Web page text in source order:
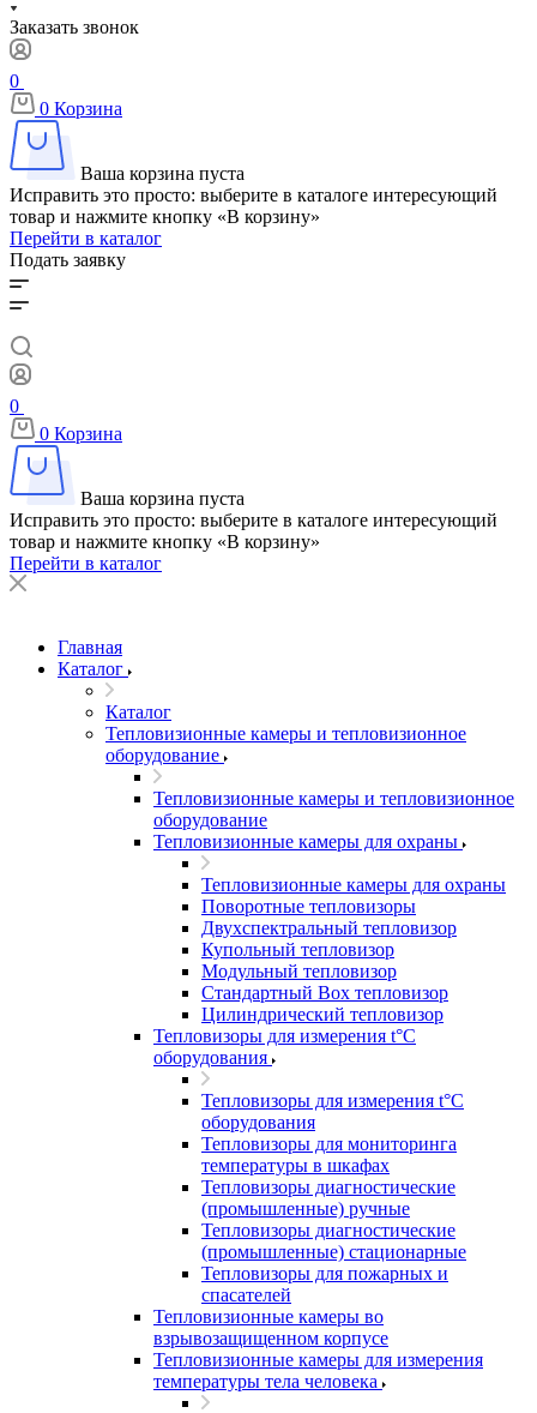
Заказать звонок
0
0 Корзина
Ваша корзина пуста
Исправить это просто: выберите в каталоге интересующий
товар и нажмите кнопку «В корзину»
Перейти в каталог
Подать заявку
0
0 Корзина
Ваша корзина пуста
Исправить это просто: выберите в каталоге интересующий
товар и нажмите кнопку «В корзину»
Перейти в каталог
Главная
Каталог
Каталог
Тепловизионные камеры и тепловизионное
оборудование
Тепловизионные камеры и тепловизионное
оборудование
Тепловизионные камеры для охраны
Тепловизионные камеры для охраны
Поворотные тепловизоры
Двухспектральный тепловизор
Купольный тепловизор
Модульный тепловизор
Стандартный Box тепловизор
Цилиндрический тепловизор
Тепловизоры для измерения t°С
оборудования
Тепловизоры для измерения t°С
оборудования
Тепловизоры для мониторинга
температуры в шкафах
Тепловизоры диагностические
(промышленные) ручные
Тепловизоры диагностические
(промышленные) стационарные
Тепловизоры для пожарных и
спасателей
Тепловизионные камеры во
взрывозащищенном корпусе
Тепловизионные камеры для измерения
температуры тела человека